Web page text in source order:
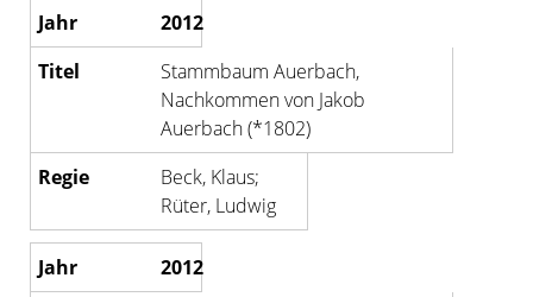
2012
Stammbaum Auerbach,
Nachkommen von Jakob
Auerbach (*1802)
Beck, Klaus;
Rüter, Ludwig
2012